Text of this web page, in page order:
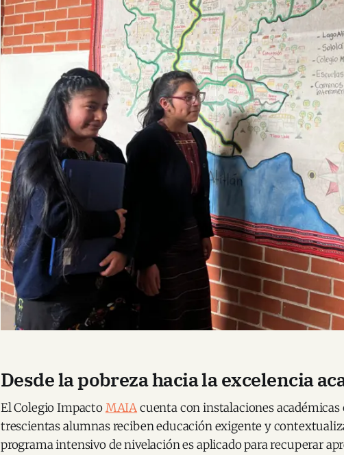
Desde la pobreza hacia la excelencia
El Colegio ImpactoMAIAcuenta con instalaciones académicas
trescientas alumnas reciben educación exigente y
programa intensivo de nivelación es aplicado para recuperar